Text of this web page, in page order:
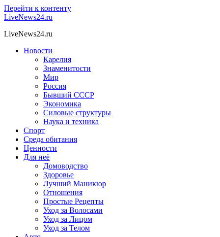
Перейти к контенту
LiveNews24.ru
LiveNews24.ru
Новости
Карелия
Знаменитости
Мир
Россия
Бывший СССР
Экономика
Силовые структуры
Наука и техника
Спорт
Среда обитания
Ценности
Для неё
Домоводство
Здоровье
Лучший Маникюр
Отношения
Простые Рецепты
Уход за Волосами
Уход за Лицом
Уход за Телом